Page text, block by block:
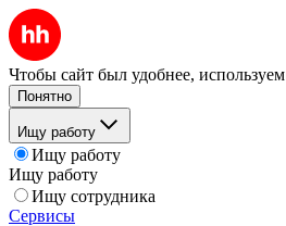
Чтобы сайт был удобнее, используем
Понятно
Ищу работу
Ищу работу
Ищу работу
Ищу сотрудника
Сервисы